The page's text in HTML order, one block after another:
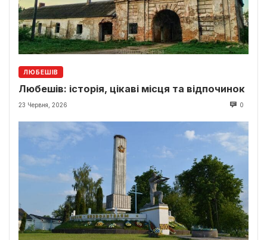
ЛЮБЕШІВ
Любешів: історія, цікаві місця та відпочинок
23 Червня, 2026 0